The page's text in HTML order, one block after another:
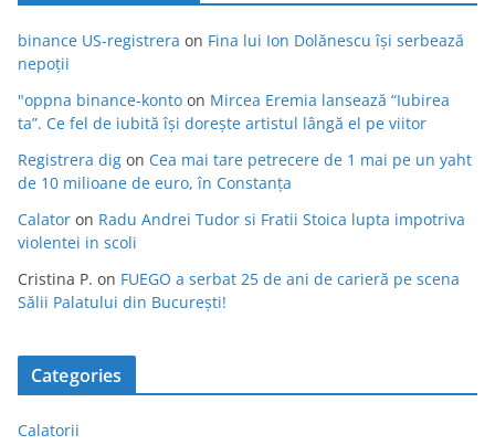
binance US-registrera on Fina lui Ion Dolănescu își serbează
nepoții
"oppna binance-konto on Mircea Eremia lansează “Iubirea
ta”. Ce fel de iubită își dorește artistul lângă el pe viitor
Registrera dig on Cea mai tare petrecere de 1 mai pe un yaht
de 10 milioane de euro, în Constanța
Calator on Radu Andrei Tudor si Fratii Stoica lupta impotriva
violentei in scoli
Cristina P. on FUEGO a serbat 25 de ani de carieră pe scena
Sălii Palatului din București!
Categories
Calatorii